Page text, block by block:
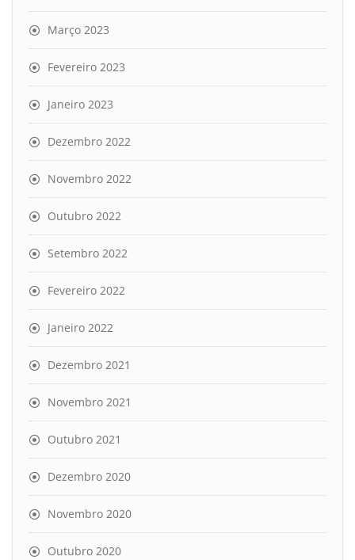
Março 2023
Fevereiro 2023
Janeiro 2023
Dezembro 2022
Novembro 2022
Outubro 2022
Setembro 2022
Fevereiro 2022
Janeiro 2022
Dezembro 2021
Novembro 2021
Outubro 2021
Dezembro 2020
Novembro 2020
Outubro 2020